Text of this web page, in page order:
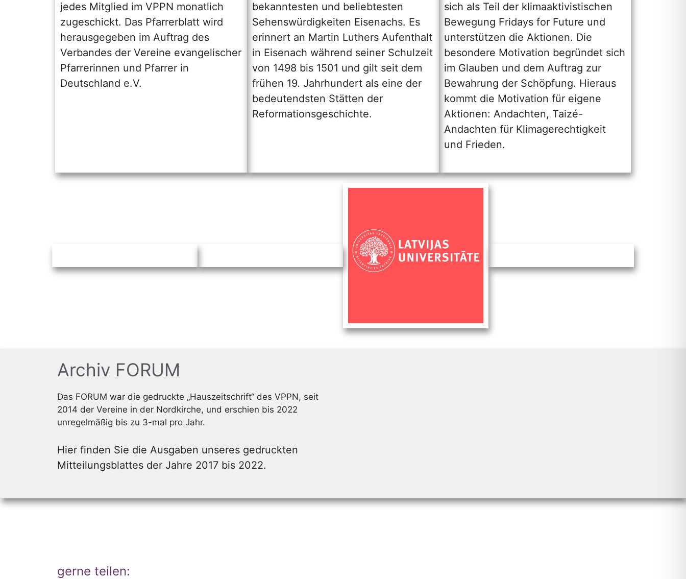
jedes Mitglied im VPPN monatlich
zugeschickt. Das Pfarrerblatt wird
herausgegeben im Auftrag des
Verbandes der Vereine evangelischer
Pfarrerinnen und Pfarrer in
Deutschland e.V.
bekanntesten und beliebtesten
Sehenswürdigkeiten Eisenachs. Es
erinnert an Martin Luthers Aufenthalt
in Eisenach während seiner Schulzeit
von 1498 bis 1501 und gilt seit dem
frühen 19. Jahrhundert als eine der
bedeutendsten Stätten der
Reformationsgeschichte.
sich als Teil der klimaaktivistischen
Bewegung Fridays for Future und
unterstützen die Aktionen. Die
besondere Motivation begründet sich
im Glauben und dem Auftrag zur
Bewahrung der Schöpfung. Hieraus
kommt die Motivation für eigene
Aktionen: Andachten, Taizé-
Andachten für Klimagerechtigkeit
und Frieden.
Archiv FORUM
Das FORUM war die gedruckte „Hauszeitschrift“ des VPPN, seit
2014 der Vereine in der Nordkirche, und erschien bis 2022
unregelmäßig bis zu 3-mal pro Jahr.
Hier finden Sie die Ausgaben unseres gedruckten
Mitteilungsblattes der Jahre 2017 bis 2022.
gerne teilen: